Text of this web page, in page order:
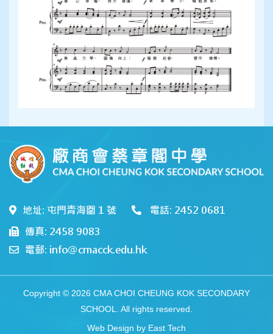
地址: 屯門青海圍 1 號
電話: 2452 0681
傳真: 2458 9083
電郵: info@cmacck.edu.hk
Copyright © 2026 CMA CHOI CHEUNG KOK SECONDARY
SCHOOL. All rights reserved.
Web Design by East Tech